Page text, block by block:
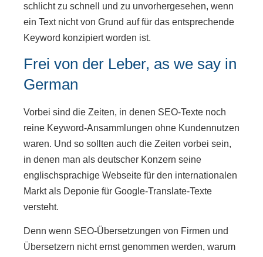
schlicht zu schnell und zu unvorhergesehen, wenn
ein Text nicht von Grund auf für das entsprechende
Keyword konzipiert worden ist.
Frei von der Leber, as we say in
German
Vorbei sind die Zeiten, in denen SEO-Texte noch
reine Keyword-Ansammlungen ohne Kundennutzen
waren. Und so sollten auch die Zeiten vorbei sein,
in denen man als deutscher Konzern seine
englischsprachige Webseite für den internationalen
Markt als Deponie für Google-Translate-Texte
versteht.
Denn wenn SEO-Übersetzungen von Firmen und
Übersetzern nicht ernst genommen werden, warum